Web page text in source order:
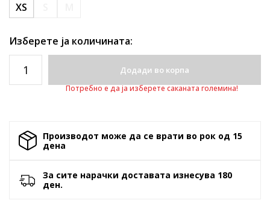
XS
Изберете ја количината:
Додади во корпа
Потребно е да ја изберете саканата големина!
Производот може да се врати во рок од 15
денa
За сите нарачки доставата изнесува 180
ден.